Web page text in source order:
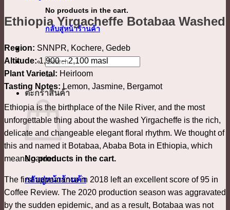
No products in the cart.
กลับสู่หน้าร้านค้า
ค้นหา:
ตะกร้าสินค้า
No products in the cart.
กลับสู่หน้าร้านค้า
Ethiopia Yirgacheffe Botabaa Washed
Region: SNNPR, Kochere, Gedeb
Altitude:1,900 – 2,100 masl
Plant Varietal: Heirloom
Tasting Notes: Lemon, Jasmine, Bergamot
Ethiopia is the birthplace of the Nile River, and the most
unforgettable thing about the washed Yirgacheffe is the rich,
delicate and changeable elegant floral rhythm. We thought of
this and named it Botabaa, Ababa Bota in Ethiopia, which
means garden.
The first appearance in 2018 left an excellent score of 95 in
Coffee Review. The 2020 production season was aggravated
by the sudden epidemic, and as a result, Botabaa was not